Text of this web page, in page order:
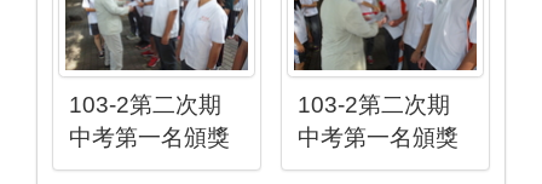
103-2第二次期
中考第一名頒獎
103-2第二次期
中考第一名頒獎